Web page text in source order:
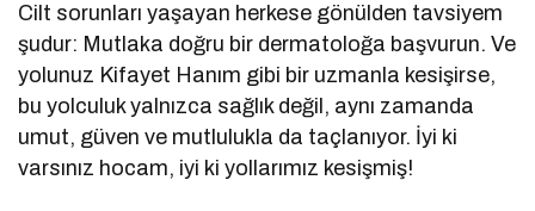
Cilt sorunları yaşayan herkese gönülden tavsiyem
şudur: Mutlaka doğru bir dermatoloğa başvurun. Ve
yolunuz Kifayet Hanım gibi bir uzmanla kesişirse,
bu yolculuk yalnızca sağlık değil, aynı zamanda
umut, güven ve mutlulukla da taçlanıyor. İyi ki
varsınız hocam, iyi ki yollarımız kesişmiş!